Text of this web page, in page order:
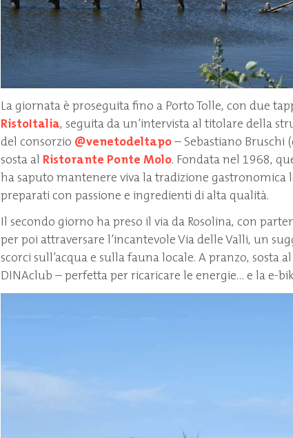
La giornata è proseguita fino a Porto Tolle, con due
RistoItalia, seguita da un’intervista al titolare della
del consorzio @venetodeltapo– Sebastiano Bruschi
sosta al Ristorante Ponte Molo. Fondata nel 1968,
ha saputo mantenere viva la tradizione
preparati con passione e ingredienti di alta qualità.
Il secondo giorno ha preso il via da Rosolina, con
per poi attraversare l’incantevole Via delle Valli, un
scorci sull’acqua e sulla fauna locale. A pranzo, sosta al
DINAclub – perfetta per ricaricare le energie… e la e-